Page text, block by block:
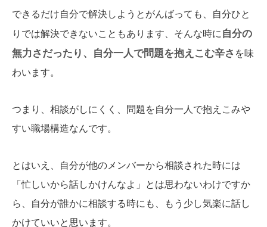
できるだけ自分で解決しようとがんばっても、自分ひと
りでは解決できないこともあります、そんな時に 自分の
無力さだったり、自分一人で問題を抱えこむ辛さ を味
わいます。
つまり、相談がしにくく、問題を自分一人で抱えこみや
すい職場構造なんです。
とはいえ、自分が他のメンバーから相談された時には
「忙しいから話しかけんなよ」とは思わないわけですか
ら、自分が誰かに相談する時にも、もう少し気楽に話し
かけていいと思います。